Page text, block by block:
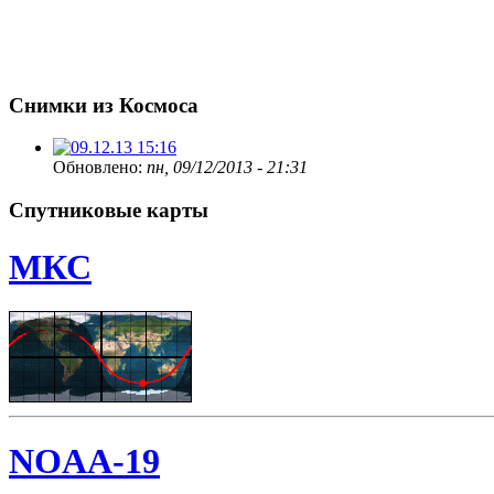
Снимки из Космоса
Обновлено: пн, 09/12/2013 - 21:31
Спутниковые карты
МКС
NOAA-19